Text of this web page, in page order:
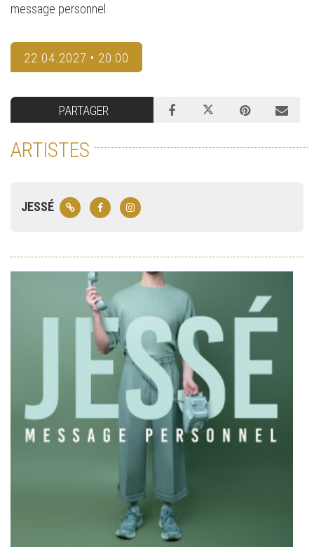
message personnel.
22.04.2027 • 20:00
PARTAGER
ARTISTES
JESSÉ